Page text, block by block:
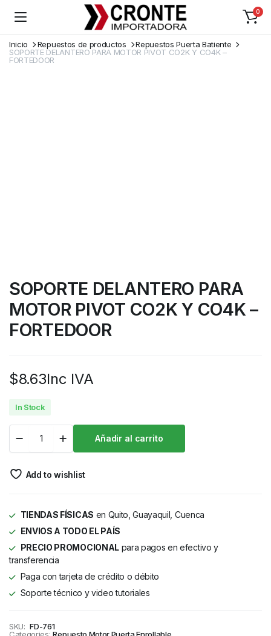
0
Inicio Repuestos de productos
Repuestos Puerta Batiente
SOPORTE DELANTERO PARA MOTOR PIVOT CO2K Y CO4K –
FORTEDOOR
SOPORTE DELANTERO PARA
MOTOR PIVOT CO2K Y CO4K –
FORTEDOOR
$8.63Inc IVA
In Stock
Añadir al carrito
Add to wishlist
TIENDAS FÍSICAS en Quito, Guayaquil, Cuenca
ENVIOS A TODO EL PAÍS
PRECIO PROMOCIONALpara pagos en efectivo y
transferencia
Paga con tarjeta de crédito o débito
Soporte técnico y video tutoriales
SKU: FD-761
Categories: Repuesto Motor Puerta Enrollable,